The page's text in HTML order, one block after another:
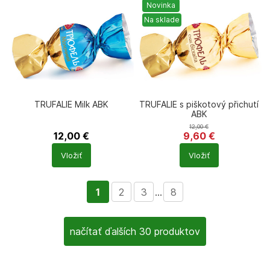
TRUFALIE Milk ABK
12,00 €
Počet
produktů
Vložiť
Novinka
Na sklade
TRUFALIE s piškotový přichutí
ABK
9,60 €
12,00€
Počet
produktů
Vložiť
1 2 3 ... 8
načítať ďalších 30 produktov